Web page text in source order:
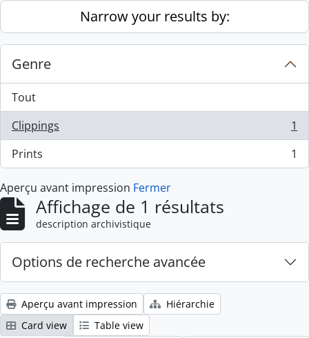
Skip to main contentNarrow your results by:
Genre
Tout
Clippings
, 1 résultats
1
Prints
, 1 résultats 1
Aperçu avant impression Fermer
Affichage de 1 résultats
description archivistique
Options de recherche avancée
Aperçu avant impression
Hiérarchie
Card view
Table view